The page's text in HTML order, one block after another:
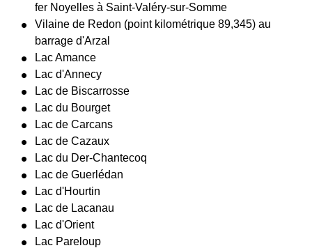
fer Noyelles à Saint-Valéry-sur-Somme
Vilaine de Redon (point kilométrique 89,345) au
barrage d'Arzal
Lac Amance
Lac d'Annecy
Lac de Biscarrosse
Lac du Bourget
Lac de Carcans
Lac de Cazaux
Lac du Der-Chantecoq
Lac de Guerlédan
Lac d'Hourtin
Lac de Lacanau
Lac d'Orient
Lac Pareloup